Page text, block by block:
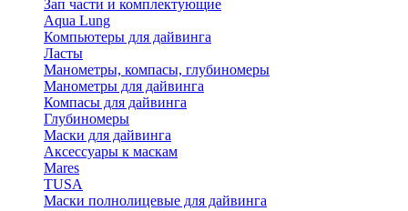
Зап части и комплектующие
Aqua Lung
Компьютеры для дайвинга
Ласты
Манометры, компасы, глубиномеры
Манометры для дайвинга
Компасы для дайвинга
Глубиномеры
Маски для дайвинга
Аксессуары к маскам
Mares
TUSA
Маски полнолицевые для дайвинга